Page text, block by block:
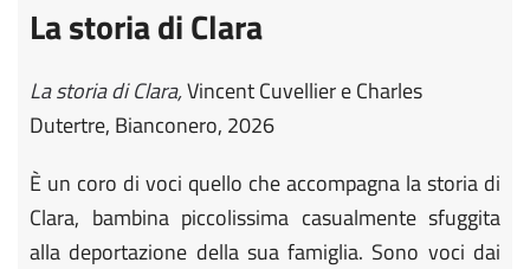
La storia di Clara
La storia di Clara,Vincent Cuvellier e Charles
Dutertre, Bianconero, 2026
È un coro di voci quello che accompagna la storia di
Clara, bambina piccolissima casualmente sfuggita
alla deportazione della sua famiglia. Sono voci dai